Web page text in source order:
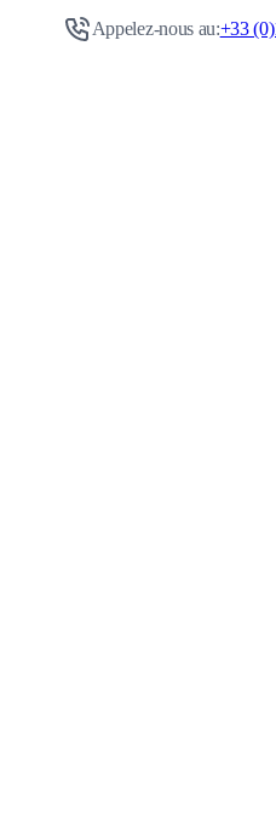
Appelez-nous au:+33